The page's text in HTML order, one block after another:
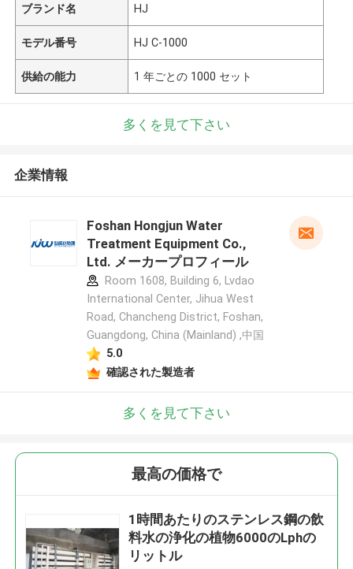
ブランド名 HJ
モデル番号 HJ C-1000
供給の能力 1 年ごとの 1000 セット
多くを見て下さい
企業情報
Foshan Hongjun Water
Treatment Equipment Co.,
Ltd. メーカープロフィール
Room 1608, Building 6, Lvdao
International Center, Jihua West
Road, Chancheng District, Foshan,
Guangdong, China (Mainland) ,中国
5.0
確認された製造者
多くを見て下さい
最高の価格で
1時間あたりのステンレス鋼の飲
料水の浄化の植物6000のLphの
リットル